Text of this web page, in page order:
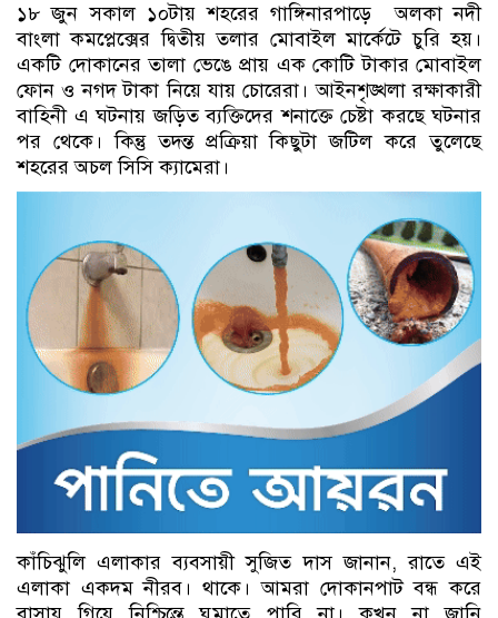
১৮ জুন সকাল ১০টায় শহরের গাঙ্গিনারপাড়ে অলকা নদী
বাংলা কমপ্লেক্সের দ্বিতীয় তলার মোবাইল মার্কেটে চুরি হয়।
একটি দোকানের তালা ভেঙে প্রায় এক কোটি টাকার মোবাইল
ফোন ও নগদ টাকা নিয়ে যায় চোরেরা। আইনশৃঙ্খলা রক্ষাকারী
বাহিনী এ ঘটনায় জড়িত ব্যক্তিদের শনাক্তে চেষ্টা করছে ঘটনার
পর থেকে। কিন্তু তদন্ত প্রক্রিয়া কিছুটা জটিল করে তুলেছে
শহরের অচল সিসি ক্যামেরা।
কাঁচিঝুলি এলাকার ব্যবসায়ী সুজিত দাস জানান, রাতে এই
এলাকা একদম নীরব। থাকে। আমরা দোকানপাট বন্ধ করে